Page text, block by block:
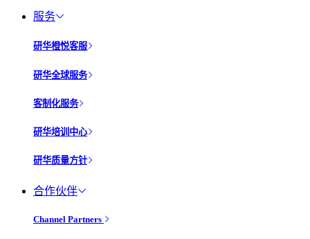
服务
研华橙悦客服
研华全球服务
客制化服务
研华培训中心
研华质量方针
合作伙伴
Channel Partners